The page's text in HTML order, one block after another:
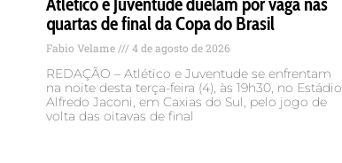
quartas de final da Copa do Brasil
Fabio Velame 4 de agosto de 2026
REDAÇÃO – Atlético e Juventude se enfrentam
na noite desta terça-feira (4), às 19h30, no Estádio
Alfredo Jaconi, em Caxias do Sul, pelo jogo de
volta das oitavas de final